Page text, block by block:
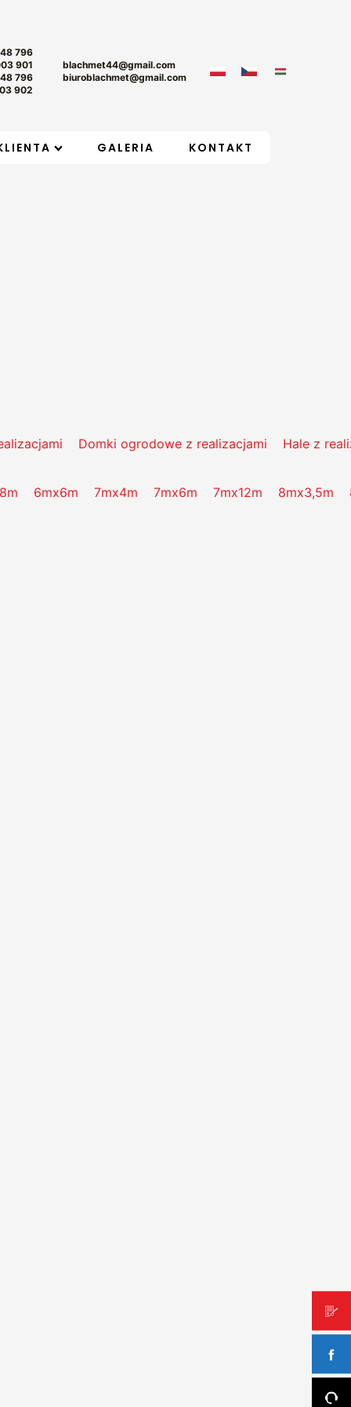
796
901
796
902
blachmet44@gmail.com
biuroblachmet@gmail.com
GALERIA KONTAKT
Domki ogrodowe z realizacjami Hale z
6mx6m 7mx4m 7mx6m 7mx12m 8mx3,5m